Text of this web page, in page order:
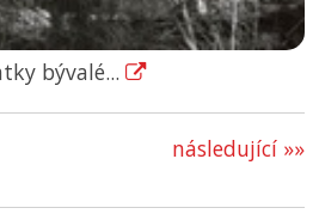
bývalé...
následující »»